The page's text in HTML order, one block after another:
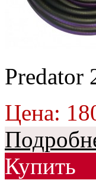
Predator
Цена:
Купить